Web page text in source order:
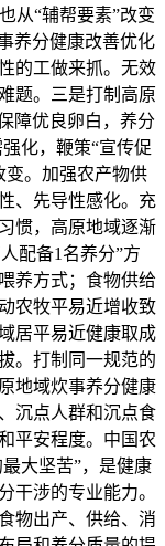
从“辅帮要素”改变
养分健康改善优化
的工做来抓。无效
题。三是打制高原
障优良卵白，养分
化，鞭策“宣传促
变。加强农产物供
、先导性感化。充
惯，高原地域逐渐
配备1名养分”方
养方式；食物供给
农牧平易近增收致
居平易近健康取成
。打制同一规范的
地域炊事养分健康
沉点人群和沉点食
平安程度。中国农
大坚苦”，是健康
干涉的专业能力。
物出产、供给、消